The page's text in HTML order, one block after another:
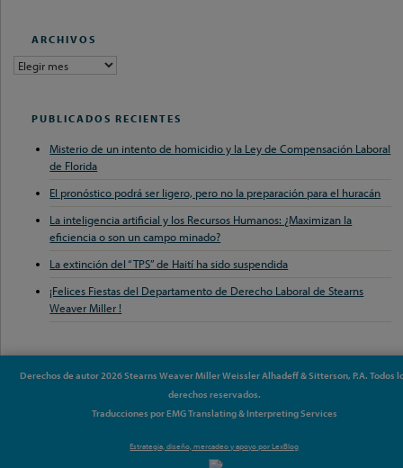
ARCHIVOS
archivos
PUBLICADOS RECIENTES
Misterio de un intento de homicidio y la Ley de Compensación Laboral
de Florida
El pronóstico podrá ser ligero, pero no la preparación para el huracán
La inteligencia artificial y los Recursos Humanos: ¿Maximizan la
eficiencia o son un campo minado?
La extinción del “TPS” de Haití ha sido suspendida
¡Felices Fiestas del Departamento de Derecho Laboral de Stearns
Weaver Miller !
Derechos de autor 2026 Stearns Weaver Miller Weissler Alhadeff & Sitterson, P.A. Todos
derechos reservados.
Traducciones por EMG Translating & Interpreting Services
Estrategia, diseño, mercadeo y apoyo porLexBlog